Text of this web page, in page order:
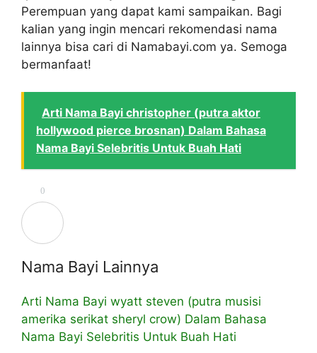
Perempuan yang dapat kami sampaikan. Bagi
kalian yang ingin mencari rekomendasi nama
lainnya bisa cari di Namabayi.com ya. Semoga
bermanfaat!
Arti Nama Bayi christopher (putra aktor
hollywood pierce brosnan) Dalam Bahasa
Nama Bayi Selebritis Untuk Buah Hati
0
Nama Bayi Lainnya
Arti Nama Bayi wyatt steven (putra musisi
amerika serikat sheryl crow) Dalam Bahasa
Nama Bayi Selebritis Untuk Buah Hati